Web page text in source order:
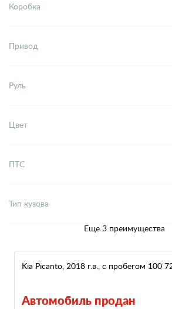
Коробка
Привод
Руль
Цвет
ПТС
Тип кузова
Еще 3 преимущества
Kia Picanto, 2018 г.в., с пробегом 100
Автомобиль продан